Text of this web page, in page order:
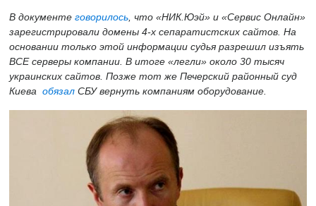
В документе говорилось, что «НИК.Юэй» и «Сервис Онлайн»
зарегистрировали домены 4-х сепаратистских сайтов. На
основании только этой информации судья разрешил изъять
ВСЕ серверы компании. В итоге «легли» около 30 тысяч
украинских сайтов. Позже тот же Печерский районный суд
Киева обязал СБУ вернуть компаниям оборудование.